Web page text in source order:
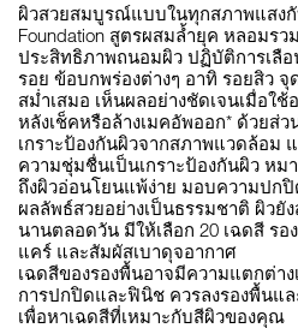
ผิวสวยสมบูรณ์แบบในทุกสภาพแสงกั
Foundation สูตรผสมล้ำยุค หลอมร
ประสิทธิภาพถนอมผิว ปฏิบัติการเลือ
รอย ข้อบกพร่องต่างๆ อาทิ รอยสิว
สม่ำเสมอ เห็นผลอย่างชัดเจนเมื่อใ
หลังเช็คหรือล้างเมคอัพออก* ด้วยส่
เกราะป้องกันผิวจากสภาพแวดล้อม
ความชุ่มชื่นเป็นเกราะป้องกันผิว หม
ถึงผิวอ่อนโยนแพ้ง่าย มอบความปก
ผลลัพธ์สวยอย่างเป็นธรรมชาติ ผิวยั
นานตลอดวัน มีให้เลือก 20 เฉดสี รอ
แคร์ และสัมผัสเบาดุจอากาศ
เฉดสีของรองพื้นอาจมีความแตกต่า
การปกปิดและฟินิช ควรลงรองพื้นแ
เพื่อหาเฉดสีที่เหมาะกับสีผิวของคุณ